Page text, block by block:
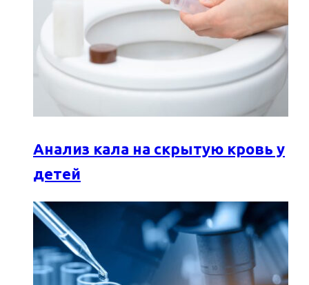
Анализ кала на скрытую кровь у
детей